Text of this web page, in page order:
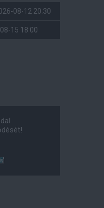
08-12 20:30
15 18:00